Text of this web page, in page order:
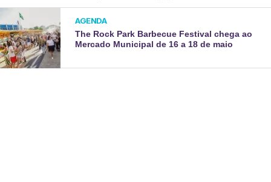
AGENDA
The Rock Park Barbecue Festival chega ao
Mercado Municipal de 16 a 18 de maio